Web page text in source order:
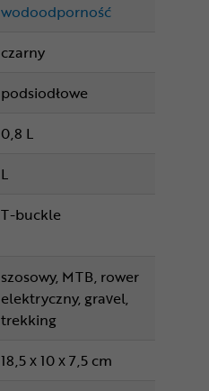
wodoodporność
czarny
podsiodłowe
0,8 L
L
T-buckle
szosowy, MTB, rower
elektryczny, gravel,
trekking
18,5 x 10 x 7,5 cm